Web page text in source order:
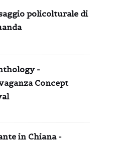
policolturale di
-
Concept
in Chiana -